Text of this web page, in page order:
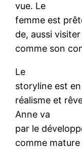
vue. Le
femme est
de, aussi
comme son
Le
storyline est
réalisme et
Anne va
par le
comme